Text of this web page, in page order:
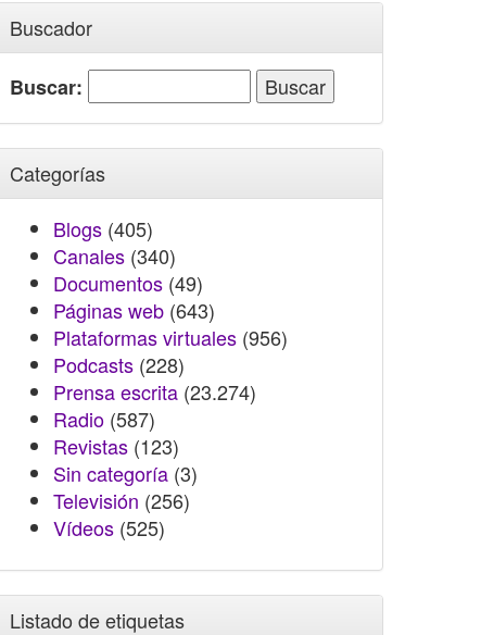
Buscador
Buscar:
Categorías
Blogs (405)
Canales (340)
Documentos (49)
Páginas web (643)
Plataformas virtuales (956)
Podcasts (228)
Prensa escrita (23.274)
Radio (587)
Revistas (123)
Sin categoría (3)
Televisión (256)
Vídeos (525)
Listado de etiquetas